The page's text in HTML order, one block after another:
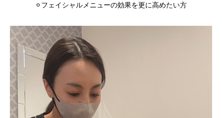
⚪︎フェイシャルメニューの効果を更に高めたい方